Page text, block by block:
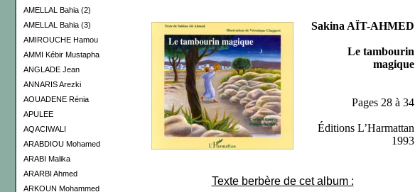
AMELLAL Bahia (2)
AMELLAL Bahia (3)
AMIROUCHE Hamou
AMMI Kébir Mustapha
ANGLADE Jean
ANNARIS Arezki
AOUADENE Rénia
APULEE
AQACIWALI
ARABDIOU Mohamed
ARABI Malika
ARARBI Ahmed
ARKOUN Mohammed
Sakina AÏT-AHMED
Le tambourin
magique
Pages 28 à 34
Éditions L’Harmattan
1993
Texte berbère de cet album :